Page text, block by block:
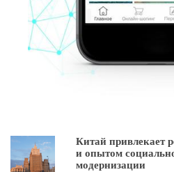
Китай привлекает
и опытом
модернизации